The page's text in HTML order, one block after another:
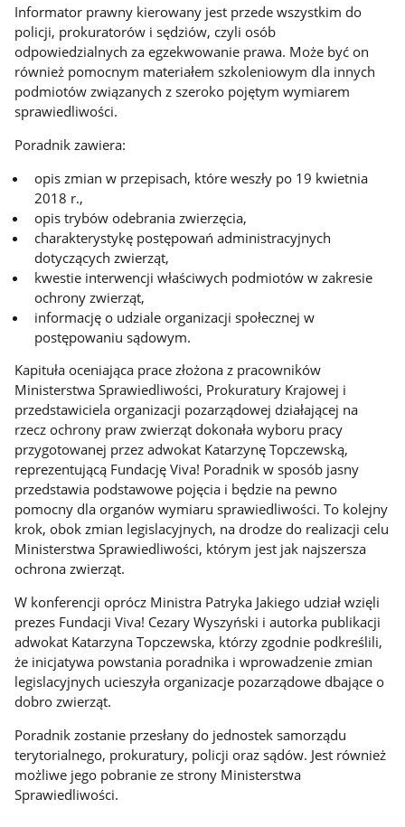
Informator prawny kierowany jest przede wszystkim do
policji, prokuratorów i sędziów, czyli osób
odpowiedzialnych za egzekwowanie prawa. Może być on
również pomocnym materiałem szkoleniowym dla innych
podmiotów związanych z szeroko pojętym wymiarem
sprawiedliwości.
Poradnik zawiera:
opis zmian w przepisach, które weszły po 19 kwietnia
2018 r.,
opis trybów odebrania zwierzęcia,
charakterystykę postępowań administracyjnych
dotyczących zwierząt,
kwestie interwencji właściwych podmiotów w zakresie
ochrony zwierząt,
informację o udziale organizacji społecznej w
postępowaniu sądowym.
Kapituła oceniająca prace złożona z pracowników
Ministerstwa Sprawiedliwości, Prokuratury Krajowej i
przedstawiciela organizacji pozarządowej działającej na
rzecz ochrony praw zwierząt dokonała wyboru pracy
przygotowanej przez adwokat Katarzynę Topczewską,
reprezentującą Fundację Viva! Poradnik w sposób jasny
przedstawia podstawowe pojęcia i będzie na pewno
pomocny dla organów wymiaru sprawiedliwości. To kolejny
krok, obok zmian legislacyjnych, na drodze do realizacji celu
Ministerstwa Sprawiedliwości, którym jest jak najszersza
ochrona zwierząt.
W konferencji oprócz Ministra Patryka Jakiego udział wzięli
prezes Fundacji Viva! Cezary Wyszyński i autorka publikacji
adwokat Katarzyna Topczewska, którzy zgodnie podkreślili,
że inicjatywa powstania poradnika i wprowadzenie zmian
legislacyjnych ucieszyła organizacje pozarządowe dbające o
dobro zwierząt.
Poradnik zostanie przesłany do jednostek samorządu
terytorialnego, prokuratury, policji oraz sądów. Jest również
możliwe jego pobranie ze strony Ministerstwa
Sprawiedliwości.